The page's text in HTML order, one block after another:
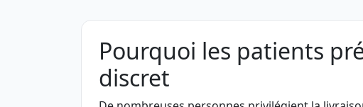
Pourquoi les patients
discret